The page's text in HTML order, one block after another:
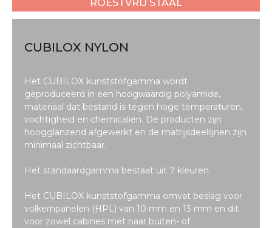
ROESTVRIJ STAAL
CUBILOX NYLON
Het CUBILOX kunststofgamma wordt
geproduceerd in een hoogwaardig polyamide,
materiaal dat bestand is tegen hoge temperaturen,
vochtigheid en chemicaliën. De producten zijn
hoogglanzend afgewerkt en de matrijsdeellijnen zijn
minimaal zichtbaar.
Het standaardgamma bestaat uit 7 kleuren.
Het CUBILOX kunststofgamma omvat beslag voor
volkernpanelen (HPL) van 10 mm en 13 mm en dit
voor zowel cabines met naar buiten- of